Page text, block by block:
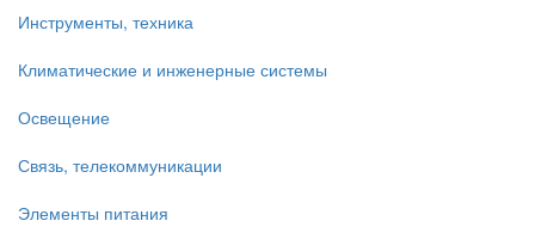
Инструменты, техника
Климатические и инженерные системы
Освещение
Связь, телекоммуникации
Элементы питания